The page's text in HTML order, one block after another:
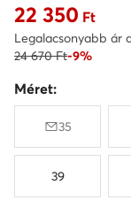
Aktuális ár 22 350
22 350 Ft
Legalacsonyabb ár
24 670 Ft-9%
Méret:
35
39